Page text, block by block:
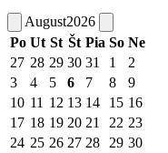
August2026
Po Ut St Št Pia So Ne
27 28 29 30 31 1
2
3
4 5 6 7 8
9
10 11 12 13 14 15 16
17 18 19 20 21 22 23
24 25 26 27 28 29 30